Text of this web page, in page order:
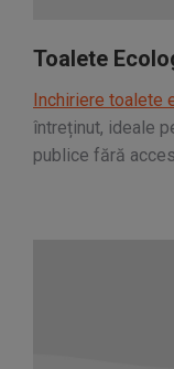
Toalete
Inchiriere toalete
întreținut, ideale
publice fără